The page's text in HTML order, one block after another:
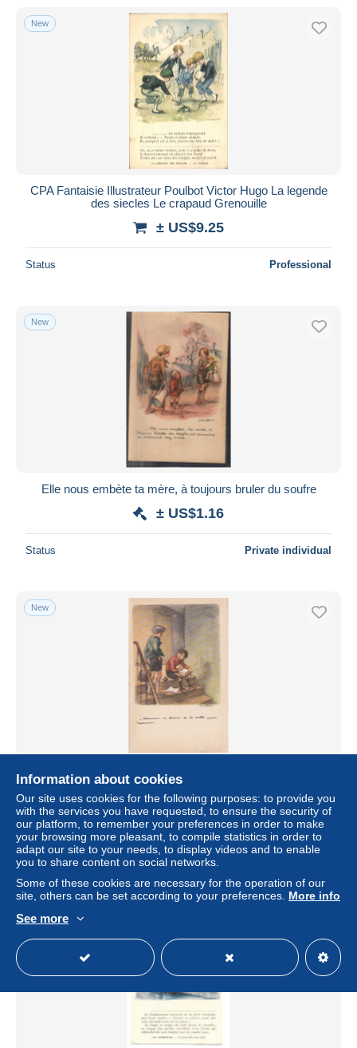
New
CPA Fantaisie Illustrateur Poulbot Victor Hugo La legende
des siecles Le crapaud Grenouille
± US$9.25
Status Professional
New
Elle nous embète ta mère, à toujours bruler du soufre
± US$1.16
Status Private individual
New
lot 6 cpa - illustrateur F. Poulbot - ligue nationale contre le
taudis
± US$2.89
Status Private individual
Information about cookies
Our site uses cookies for the following purposes: to provide you
with the services you have requested, to ensure the security of
our platform, to remember your preferences in order to make
your browsing more pleasant, to compile statistics in order to
adapt our site to your needs, to display videos and to enable
you to share content on social networks.
Some of these cookies are necessary for the operation of our
site, others can be set according to your preferences. More info
See more